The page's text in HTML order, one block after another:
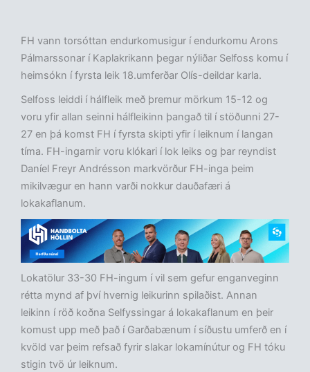
FH vann torsóttan endurkomusigur í endurkomu Arons
Pálmarssonar í Kaplakrikann þegar nýliðar Selfoss komu í
heimsókn í fyrsta leik 18.umferðar Olís-deildar karla.
Selfoss leiddi í hálfleik með þremur mörkum 15-12 og
voru yfir allan seinni hálfleikinn þangað til í stöðunni 27-
27 en þá komst FH í fyrsta skipti yfir í leiknum í langan
tíma. FH-ingarnir voru klókari í lok leiks og þar reyndist
Daníel Freyr Andrésson markvörður FH-inga þeim
mikilvægur en hann varði nokkur dauðafæri á
lokakaflanum.
Lokatölur 33-30 FH-ingum í vil sem gefur enganveginn
rétta mynd af því hvernig leikurinn spilaðist. Annan
leikinn í röð koðna Selfyssingar á lokakaflanum en þeir
komust upp með það í Garðabænum í síðustu umferð en í
kvöld var þeim refsað fyrir slakar lokamínútur og FH tóku
stigin tvö úr leiknum.